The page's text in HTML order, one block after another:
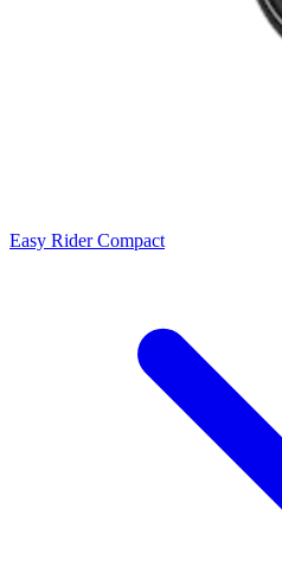
Easy Rider Compact